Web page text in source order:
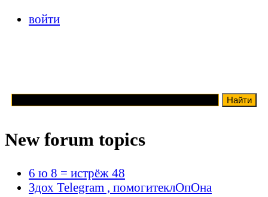
войти
New forum topics
6 ю 8 = истрёж 48
Здох Telegram , помогитеклОпОна